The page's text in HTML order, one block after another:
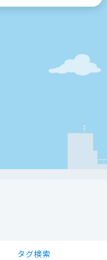
タグ検索